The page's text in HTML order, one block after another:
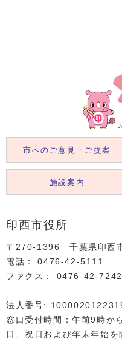
印西市役所
〒270-1396 千葉県印西
電話： 0476‐42‐5111
ファクス： 0476‐42‐7242
法人番号:
窓口受付時間：午前9時か
日、祝日および年末年始を
市へのご意見・ご提案
施設案内